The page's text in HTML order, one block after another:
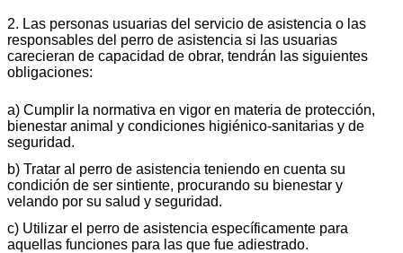
2. Las personas usuarias del servicio de asistencia o las
responsables del perro de asistencia si las usuarias
carecieran de capacidad de obrar, tendrán las siguientes
obligaciones:
a) Cumplir la normativa en vigor en materia de protección,
bienestar animal y condiciones higiénico-sanitarias y de
seguridad.
b) Tratar al perro de asistencia teniendo en cuenta su
condición de ser sintiente, procurando su bienestar y
velando por su salud y seguridad.
c) Utilizar el perro de asistencia específicamente para
aquellas funciones para las que fue adiestrado.